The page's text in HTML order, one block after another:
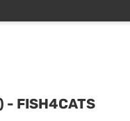
- FISH4CATS